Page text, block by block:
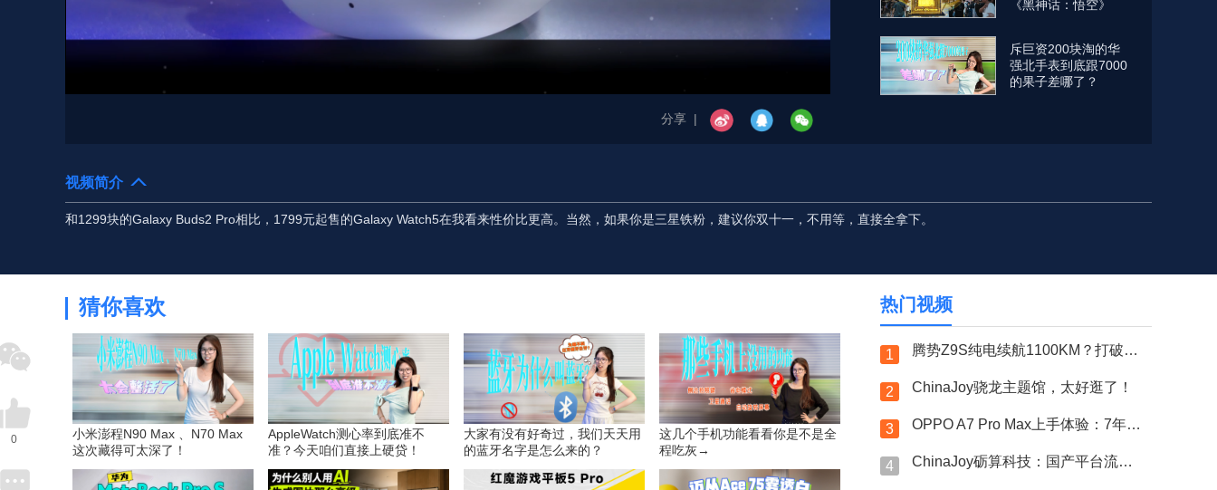
分享 |
《黑神话：悟空》
斥巨资200块淘的华
强北手表到底跟7000
的果子差哪了？
视频简介
和1299块的Galaxy Buds2 Pro相比，1799元起售的Galaxy Watch5在我看来性价比更高。当然，如果你是三星铁粉，建议你双十一，不用等，直接全拿下。
0
猜你喜欢
小米澎程N90 Max 、N70 Max
这次藏得可太深了！
AppleWatch测心率到底准不
准？今天咱们直接上硬贷！
大家有没有好奇过，我们天天用
的蓝牙名字是怎么来的？
这几个手机功能看看你是不是全
程吃灰→
热门视频
1 腾势Z9S纯电续航1100KM？打破量产纯电轿车续航纪录？
2 ChinaJoy骁龙主题馆，太好逛了！
3 OPPO A7 Pro Max上手体验：7年长寿万级大电池
4 ChinaJoy砺算科技：国产平台流畅运行《黑神话：悟空》